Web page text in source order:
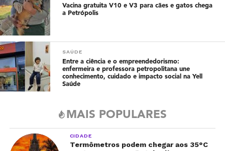
Vacina gratuita V10 e V3 para cães e gatos chega
a Petrópolis
SAÚDE
Entre a ciência e o empreendedorismo:
enfermeira e professora petropolitana une
conhecimento, cuidado e impacto social na Yell
Saúde
MAIS POPULARES
CIDADE
Termômetros podem chegar aos 35°C